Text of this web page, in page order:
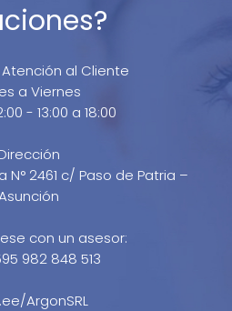
al Cliente
a Viernes
- 13:00 a 18:00
N° 2461 c/ Paso de Patria –
con un asesor:
982 848 513
ArgonSRL